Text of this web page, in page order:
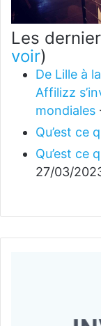
Les
voir)
De Lille à
Affilizz
mondiales
Qu’est ce
Qu’est ce
27/03/